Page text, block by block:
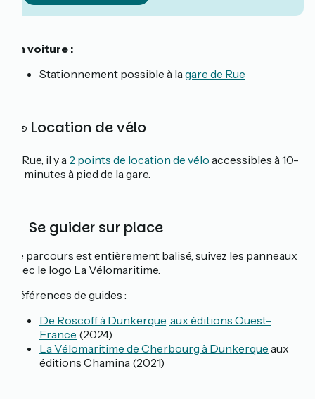
En voiture :
Stationnement possible à lagare de Rue
🚲 Location de vélo
À Rue, il y a 2 points de location de vélo accessibles à 10-
15 minutes à pied de la gare.
📓 Se guider sur place
Le parcours est entièrement balisé, suivez les panneaux
avec le logo La Vélomaritime.
Références de guides :
De Roscoff à Dunkerque, aux éditions Ouest-
France (2024)
La Vélomaritime de Cherbourg à Dunkerque aux
éditions Chamina (2021)